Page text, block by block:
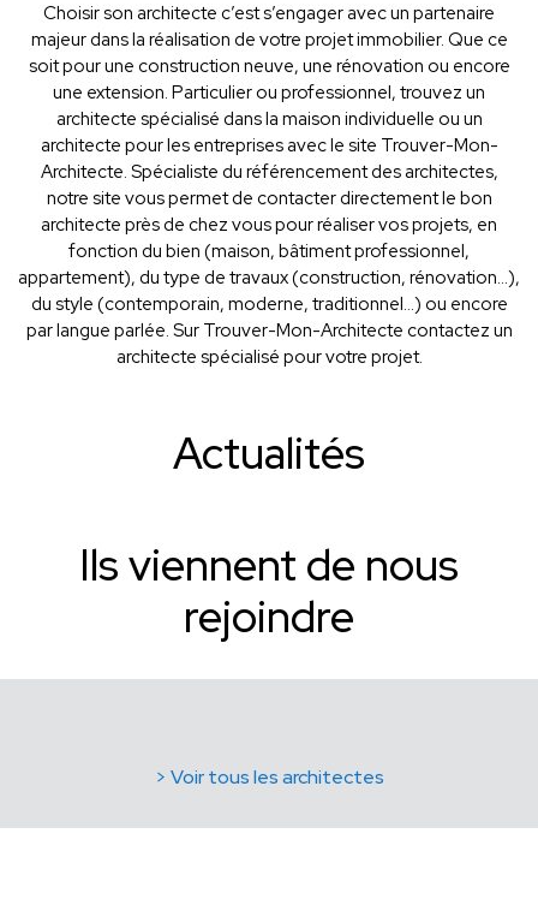
Choisir son architecte c’est s’engager avec un partenaire
majeur dans la réalisation de votre projet immobilier. Que ce
soit pour une construction neuve, une rénovation ou encore
une extension. Particulier ou professionnel, trouvez un
architecte spécialisé dans la maison individuelle ou un
architecte pour les entreprises avec le site Trouver-Mon-
Architecte. Spécialiste du référencement des architectes,
notre site vous permet de contacter directement le bon
architecte près de chez vous pour réaliser vos projets, en
fonction du bien (maison, bâtiment professionnel,
appartement), du type de travaux (construction, rénovation...),
du style (contemporain, moderne, traditionnel...) ou encore
par langue parlée. Sur Trouver-Mon-Architecte contactez un
architecte spécialisé pour votre projet.
Actualités
Ils viennent de nous
rejoindre
> Voir tous les architectes